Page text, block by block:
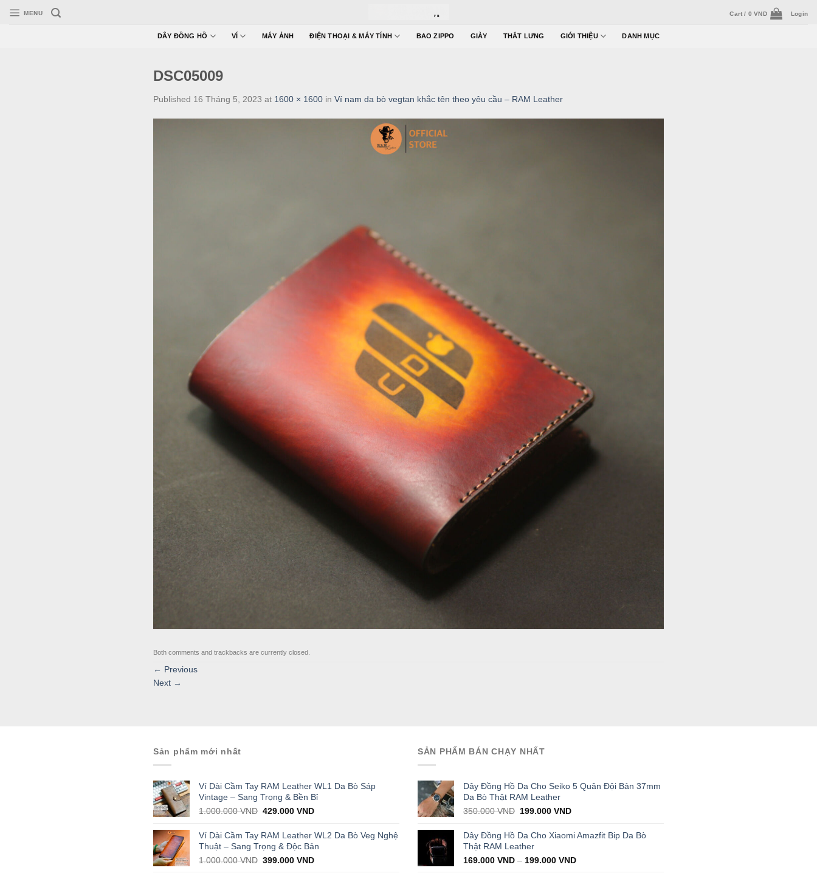
MENU Cart / 0VND Login
DÂY ĐỒNG HỒ VÍ MÁY ẢNH ĐIỆN THOẠI & MÁY TÍNH BAO ZIPPO GIÀY THẮT LƯNG GIỚI THIỆU DANH MỤC
DSC05009
Published 16 Tháng 5, 2023 at 1600 × 1600 in Ví nam da bò vegtan khắc tên theo yêu cầu – RAM Leather
Both comments and trackbacks are currently closed.
← Previous
Next →
Sản phẩm mới nhất
Ví Dài Cầm Tay RAM Leather WL1 Da Bò Sáp
Vintage – Sang Trọng & Bền Bỉ
1.000.000VND Original
was:
1.000.000 VND.
429.000VNDCurrent
is:
429.000 VND.
Ví Dài Cầm Tay RAM Leather WL2 Da Bò Veg Nghệ
Thuật – Sang Trọng & Độc Bản
1.000.000VND Original
399.000VNDCurrent
SẢN PHẨM BÁN CHẠY NHẤT
Dây Đồng Hồ Da Cho Seiko 5 Quân Đội Bản 37mm
Da Bò Thật RAM Leather
350.000VND Original
was:
350.000 VND.
199.000VNDCurrent
is:
199.000 VND.
Dây Đồng Hồ Da Cho Xiaomi Amazfit Bip Da Bò
Thật RAM Leather
169.000 VND – 199.000 VND